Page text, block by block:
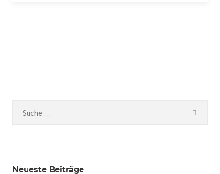
Neueste Beiträge